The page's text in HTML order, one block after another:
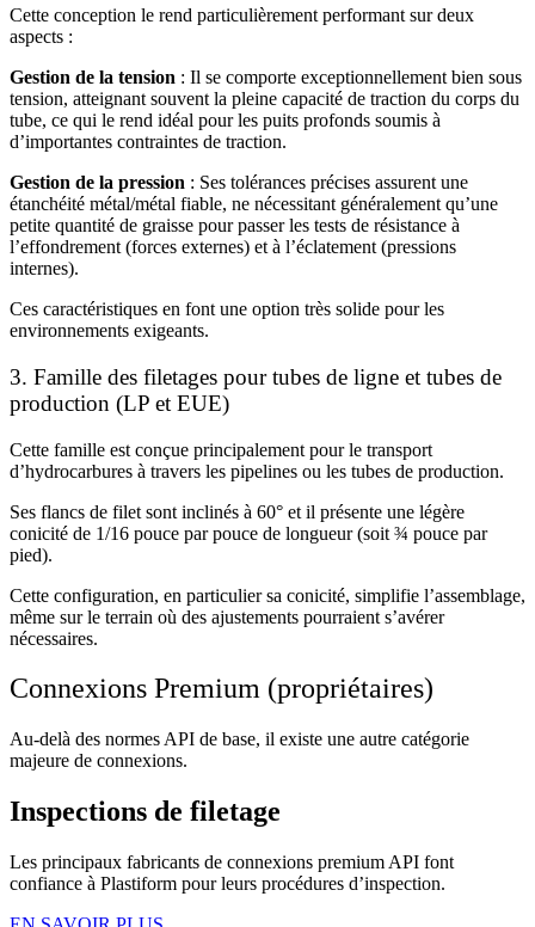
Cette conception le rend particulièrement performant sur deux
aspects :
Gestion de la tension : Il se comporte exceptionnellement bien sous
tension, atteignant souvent la pleine capacité de traction du corps du
tube, ce qui le rend idéal pour les puits profonds soumis à
d’importantes contraintes de traction.
Gestion de la pression : Ses tolérances précises assurent une
étanchéité métal/métal fiable, ne nécessitant généralement qu’une
petite quantité de graisse pour passer les tests de résistance à
l’effondrement (forces externes) et à l’éclatement (pressions
internes).
Ces caractéristiques en font une option très solide pour les
environnements exigeants.
3. Famille des filetages pour tubes de ligne et tubes de
production (LP et EUE)
Cette famille est conçue principalement pour le transport
d’hydrocarbures à travers les pipelines ou les tubes de production.
Ses flancs de filet sont inclinés à 60° et il présente une légère
conicité de 1/16 pouce par pouce de longueur (soit ¾ pouce par
pied).
Cette configuration, en particulier sa conicité, simplifie l’assemblage,
même sur le terrain où des ajustements pourraient s’avérer
nécessaires.
Connexions Premium (propriétaires)
Au-delà des normes API de base, il existe une autre catégorie
majeure de connexions.
Inspections de filetage
Les principaux fabricants de connexions premium API font
confiance à Plastiform pour leurs procédures d’inspection.